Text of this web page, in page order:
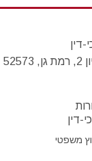
דין
דין
משפטי